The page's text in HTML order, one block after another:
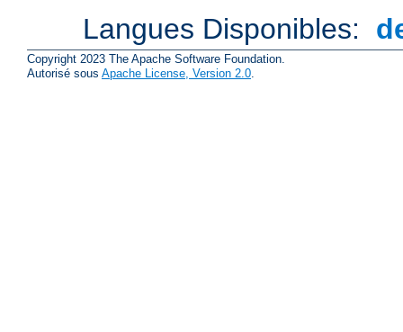
Langues Disponibles:
Copyright 2023 The Apache Software Foundation.
Autorisé sous Apache License, Version 2.0.